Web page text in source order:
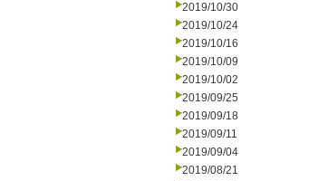
2019/10/30
2019/10/24
2019/10/16
2019/10/09
2019/10/02
2019/09/25
2019/09/18
2019/09/11
2019/09/04
2019/08/21